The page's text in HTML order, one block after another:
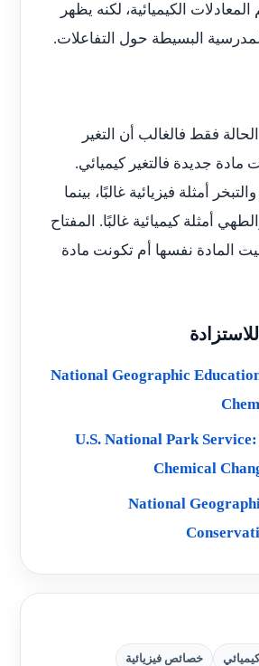
الكيميائية، لكنه يظهر
البسيطة حول التفاعلات.
فقط فالغالب أن التغير
مادة جديدة فالتغير كيميائي.
أمثلة فيزيائية غالبًا، بينما
أمثلة كيميائية غالبًا. المفتاح
المادة نفسها أم تكونت مادة
National Geographic
U.S. National Park
Chemical
National
خصائص فيزيائية